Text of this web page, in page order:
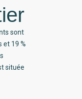
sont
et 19 %
située